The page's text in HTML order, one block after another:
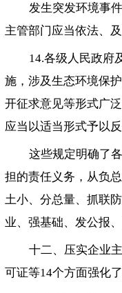
发生突发环境事
主管部门应当依法、
14.各级人民政府
施，涉及生态环境保
开征求意见等形式广
应当以适当形式予以
这些规定明确了
担的责任义务，从负
土小、分总量、抓联
业、强基础、发公报
十二、压实企业
可证等14个方面强化